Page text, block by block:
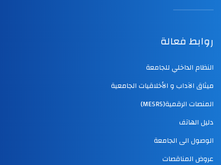
روابط فعالة
النظام الداخلي للجامعة
ميثاق الآداب و الأخلاقيات الجامعية
المنصات الرقمية(MESRS)
دليل الهاتف
الوصول الى الجامعة
عروض المناقصات